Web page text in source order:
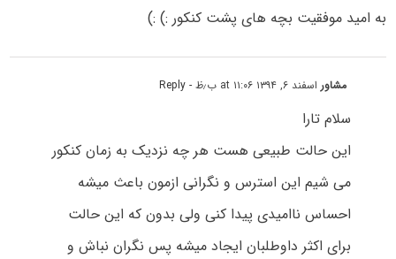
به امید موفقیت بچه های پشت کنکور :) :)
مشاوراسفند ۶, ۱۳۹۴ at ۱۱:۰۶ ب٫ظ - Reply
سلام تارا
این حالت طبیعی هست هر چه نزدیک به زمان کنکور
می شیم این استرس و نگرانی ازمون باعث میشه
احساس ناامیدی پیدا کنی ولی بدون که این حالت
برای اکثر داوطلبان ایجاد میشه پس نگران نباش و